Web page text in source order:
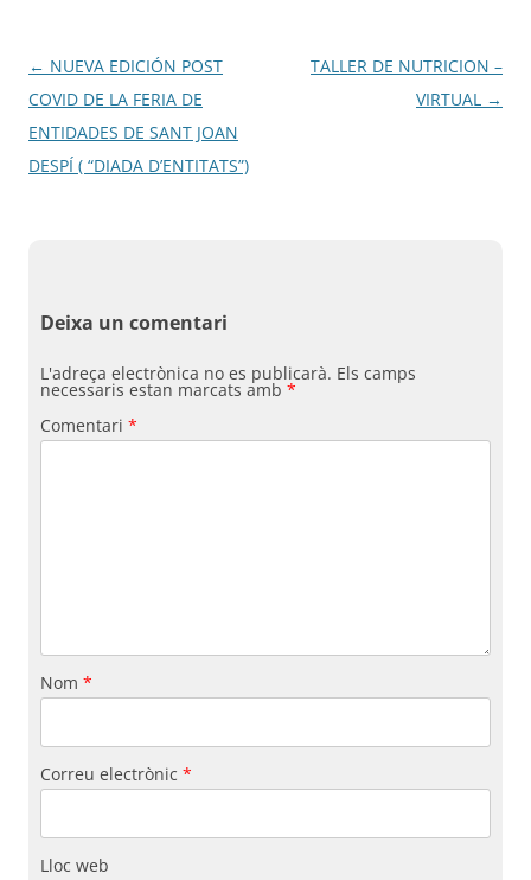
Navegació
per
les
entrades
← NUEVA EDICIÓN POST
COVID DE LA FERIA DE
ENTIDADES DE SANT JOAN
DESPÍ ( “DIADA D’ENTITATS”)
TALLER DE NUTRICION –
VIRTUAL →
Deixa un comentari
L'adreça electrònica no es publicarà. Els camps
necessaris estan marcats amb *
Comentari *
Nom *
Correu electrònic *
Lloc web
Treballa amb nosaltres